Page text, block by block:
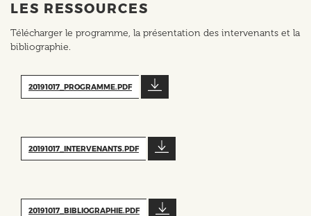
LES RESSOURCES
Télécharger le programme, la présentation des intervenants et la
bibliographie.
20191017_PROGRAMME.PDF
20191017_INTERVENANTS.PDF
20191017_BIBLIOGRAPHIE.PDF